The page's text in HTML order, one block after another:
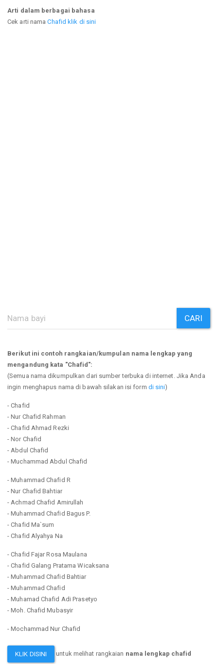
Arti dalam berbagai bahasa
Cek arti namaChafid klik di sini
CARI
Berikut ini contoh rangkaian/kumpulan nama lengkap yang
mengandung kata "Chafid":
(Semua nama dikumpulkan dari sumber terbuka di internet. Jika Anda
ingin menghapus nama di bawah silakan isi form di sini)
- Chafid
- Nur Chafid Rahman
- Chafid Ahmad Rezki
- Nor Chafid
- Abdul Chafid
- Muchammad Abdul Chafid
- Muhammad Chafid R
- Nur Chafid Bahtiar
- Achmad Chafid Amirullah
- Muhammad Chafid Bagus P.
- Chafid Ma`sum
- Chafid Alyahya Na
- Chafid Fajar Rosa Maulana
- Chafid Galang Pratama Wicaksana
- Muhammad Chafid Bahtiar
- Muhammad Chafid
- Muhamad Chafid Adi Prasetyo
- Moh. Chafid Mubasyir
- Mochammad Nur Chafid
KLIK DISINI untuk melihat rangkaian nama lengkap chafid